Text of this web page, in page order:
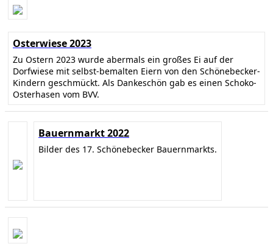
Osterwiese 2023
Zu Ostern 2023 wurde abermals ein großes Ei auf der
Dorfwiese mit selbst-bemalten Eiern von den Schönebecker-
Kindern geschmückt. Als Dankeschön gab es einen Schoko-
Osterhasen vom BVV.
Bauernmarkt 2022
Bilder des 17. Schönebecker Bauernmarkts.